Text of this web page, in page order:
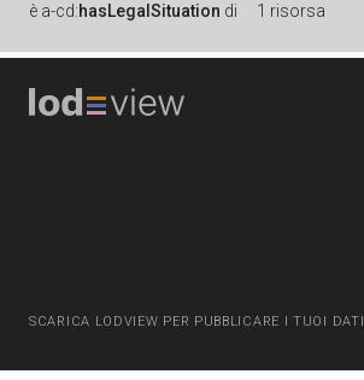
è a-cd:hasLegalSituation di 1 risorsa
SCARICA LODVIEW PER PUBBLICARE I TUOI DATI